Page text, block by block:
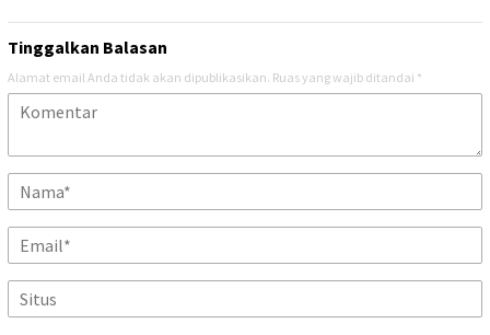
Tinggalkan Balasan
Alamat email Anda tidak akan dipublikasikan. Ruas yang wajib ditandai *